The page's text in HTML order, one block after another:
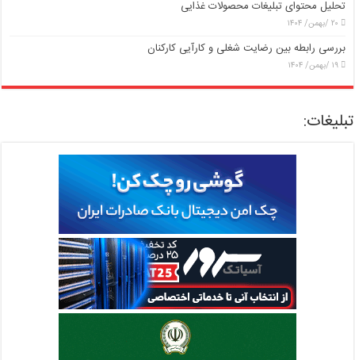
تحلیل محتوای تبلیغات محصولات غذایی
۲۰ /بهمن/ ۱۴۰۴
بررسی رابطه بین رضایت شغلی و کارآیی کارکنان
۱۹ /بهمن/ ۱۴۰۴
تبلیغات: